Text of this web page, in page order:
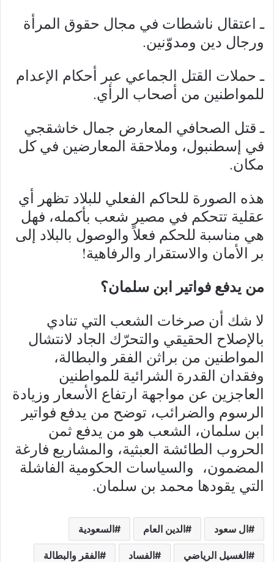
ـ اعتقال ناشطات في مجال حقوق المرأة
ورجال دين ومدوّنين.
ـ حملات القتل الجماعي عبر أحكام الإعدام
للمواطنين من أصحاب الرأي.
ـ قتل الصحافي المعارض جمال خاشقجي
في إسطنبول، وملاحقة المعارضين في كل
مكان.
هذه الصورة للحاكم الفعلي للبلاد تظهر أي
عقلية تتحكم في مصير شعب بأكمله، فهل
هي مناسبة للحكم فعلاً والوصول بالبلاد إلى
بر الأمان والاستقرار والرفاهية!
من يدفع فواتير ابن سلمان؟
لا شك أن صرخات الشعب التي تنادي
بالإصلاح الحقيقي والتحرّك الجاد لانتشال
المواطنين من براثن الفقر والبطالة،
وفقدان القدرة الشرائية للمواطنين
العاجزين عن مواجهة ارتفاع الأسعار وزيادة
الرسوم والضرائب، توضح من يدفع فواتير
ابن سلمان، الشعب هو من يدفع ثمن
الحروب الطائشة العبثية، والمشاريع فارغة
المضمون، والسياسات الحكومية الفاشلة
التي يقودها محمد بن سلمان.
ال سعود الدين العام السعودية
الغسيل الرياضي الفساد الفقر والبطالة